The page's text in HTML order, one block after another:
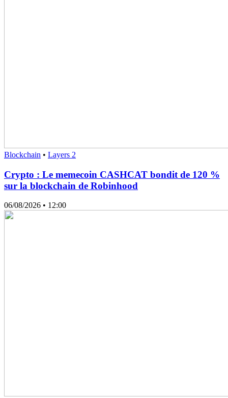
Blockchain • Layers 2
Crypto : Le memecoin CASHCAT bondit de 120 %
sur la blockchain de Robinhood
06/08/2026 • 12:00